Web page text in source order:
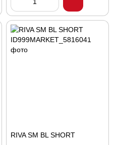
RIVA SM BL SHORT